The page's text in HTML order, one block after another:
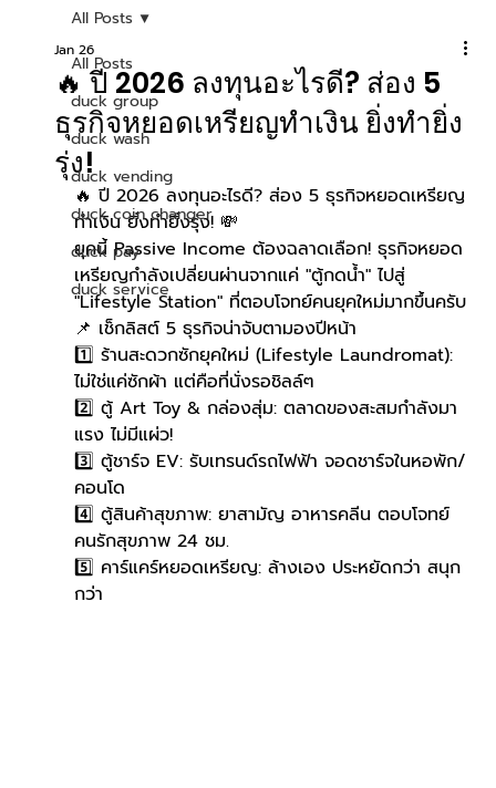
All Posts
duck group
duck wash
duck vending
duck coin changer
duck pay
duck service
All Posts
🔥 ปี 2026 ลงทุนอะไรดี? ส่อง 5
ธุรกิจหยอดเหรียญทำเงิน ยิ่งทำยิ่ง
รุ่ง!
Jan 26
🔥 ปี 2026 ลงทุนอะไรดี? ส่อง 5 ธุรกิจหยอดเหรียญ
ทำเงิน ยิ่งทำยิ่งรุ่ง! 💸
ยุคนี้ Passive Income ต้องฉลาดเลือก! ธุรกิจหยอด
เหรียญกำลังเปลี่ยนผ่านจากแค่ "ตู้กดน้ำ" ไปสู่
"Lifestyle Station" ที่ตอบโจทย์คนยุคใหม่มากขึ้นครับ
📌 เช็กลิสต์ 5 ธุรกิจน่าจับตามองปีหน้า
1️⃣ ร้านสะดวกซักยุคใหม่ (Lifestyle Laundromat):
ไม่ใช่แค่ซักผ้า แต่คือที่นั่งรอชิลล์ๆ
2️⃣ ตู้ Art Toy & กล่องสุ่ม: ตลาดของสะสมกำลังมา
แรง ไม่มีแผ่ว!
3️⃣ ตู้ชาร์จ EV: รับเทรนด์รถไฟฟ้า จอดชาร์จในหอพัก/
คอนโด
4️⃣ ตู้สินค้าสุขภาพ: ยาสามัญ อาหารคลีน ตอบโจทย์
คนรักสุขภาพ 24 ชม.
5️⃣ คาร์แคร์หยอดเหรียญ: ล้างเอง ประหยัดกว่า สนุก
กว่า